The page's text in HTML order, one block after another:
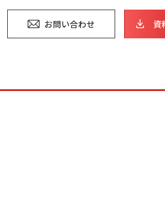
お問い合わせ 資